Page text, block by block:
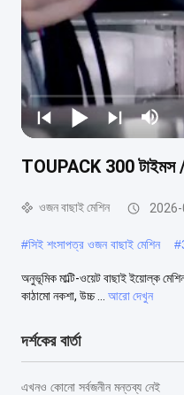
TOUPACK 300 টাইমস /
ওজন বাছাই মেশিন
#সিই শংসাপত্র ওজন বাছাই মেশিন #
অনুভূমিক মাল্টি-ওয়েট বাছাই ইয়োল্ক
কাঠামো নকশা, উচ্চ ...
আরো দেখুন
দর্শকের বার্তা
এখনও কোনো সর্বজনীন মন্তব্য নেই